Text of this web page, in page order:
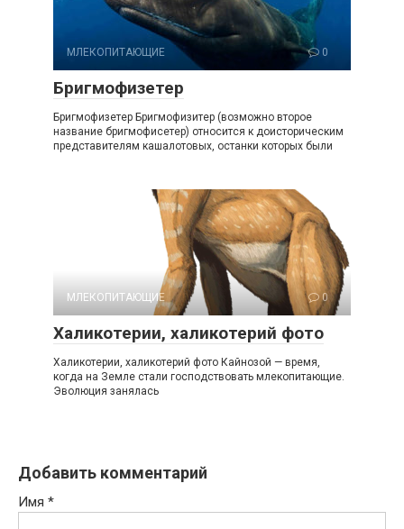
МЛЕКОПИТАЮЩИЕ 0
Бригмофизетер
Бригмофизетер Бригмофизитер (возможно второе
название бригмофисетер) относится к доисторическим
представителям кашалотовых, останки которых были
МЛЕКОПИТАЮЩИЕ 0
Халикотерии, халикотерий фото
Халикотерии, халикотерий фото Кайнозой — время,
когда на Земле стали господствовать млекопитающие.
Эволюция занялась
Добавить комментарий
Имя *